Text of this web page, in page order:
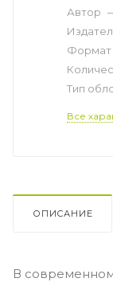
Автор
Формат
Тип
Все
ОПИСАНИЕ
В